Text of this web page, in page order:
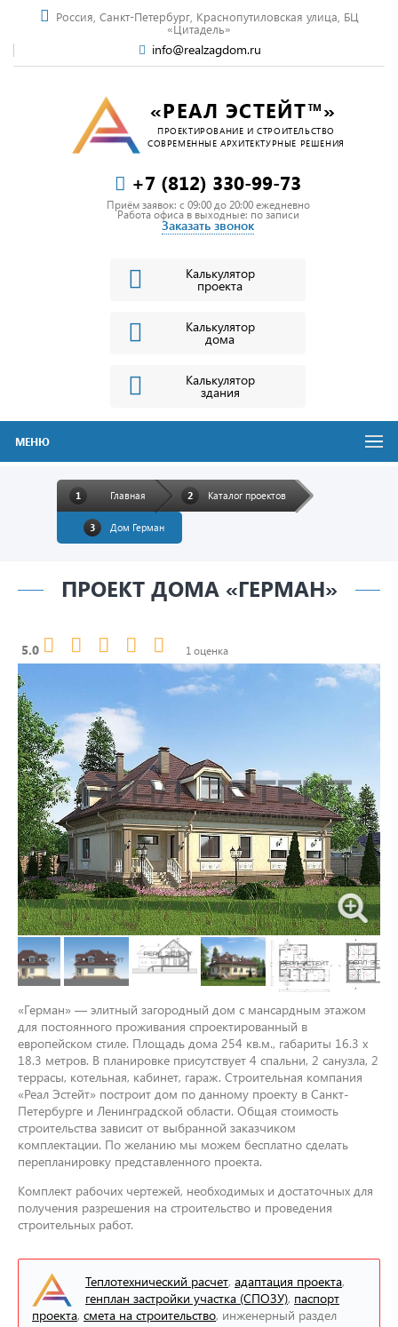
Россия, Санкт-Петербург, Краснопутиловская улица, БЦ
«Цитадель»
info@realzagdom.ru
«РЕАЛ ЭСТЕЙТ™»
ПРОЕКТИРОВАНИЕ И СТРОИТЕЛЬСТВО
СОВРЕМЕННЫЕ АРХИТЕКТУРНЫЕ РЕШЕНИЯ
+7 (812) 330-99-73
Приём заявок: c 09:00 до 20:00 ежедневно
Работа офиса в выходные: по записи
Заказать звонок
Калькулятор
проекта
Калькулятор
дома
Калькулятор
здания
МЕНЮ
Главная Каталог проектов
Дом Герман
ПРОЕКТ ДОМА «ГЕРМАН»
5.0 1 оценка
«Герман» — элитный загородный дом с мансардным этажом
для постоянного проживания спроектированный в
европейском стиле. Площадь дома 254 кв.м., габариты 16.3 x
18.3 метров. В планировке присутствует 4 спальни, 2 санузла, 2
террасы, котельная, кабинет, гараж. Строительная компания
«Реал Эстейт» построит дом по данному проекту в Санкт-
Петербурге и Ленинградской области. Общая стоимость
строительства зависит от выбранной заказчиком
комплектации. По желанию мы можем бесплатно сделать
перепланировку представленного проекта.
Комплект рабочих чертежей, необходимых и достаточных для
получения разрешения на строительство и проведения
строительных работ.
Теплотехнический расчет, адаптация проекта,
генплан застройки участка (СПОЗУ), паспорт
проекта, смета на строительство, инженерный раздел